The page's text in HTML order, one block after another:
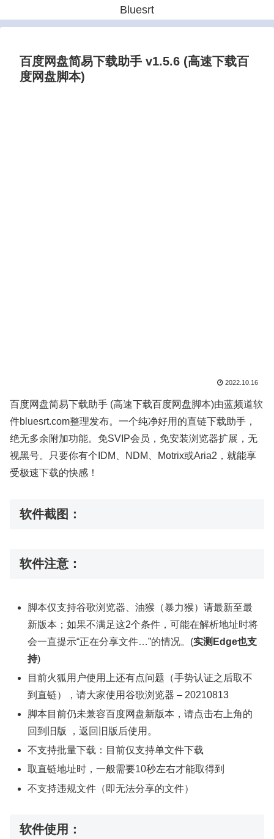
Bluesrt
百度网盘简易下载助手 v1.5.6 (高速下载百
度网盘脚本)
2022.10.16
百度网盘简易下载助手 (高速下载百度网盘脚本)由蓝频道软
件bluesrt.com整理发布。一个纯净好用的直链下载助手，
绝无多余附加功能。免SVIP会员，免安装浏览器扩展，无
视黑号。只要你有个IDM、NDM、Motrix或Aria2，就能享
受极速下载的快感！
软件截图：
软件注意：
脚本仅支持谷歌浏览器、油猴（暴力猴）请最新至最
新版本；如果不满足这2个条件，可能在解析地址时将
会一直提示“正在分享文件…”的情况。(实测Edge也支
持)
目前火狐用户使用上还有点问题（手势认证之后取不
到直链），请大家使用谷歌浏览器 – 20210813
脚本目前仍未兼容百度网盘新版本，请点击右上角的
回到旧版 ，返回旧版后使用。
不支持批量下载：目前仅支持单文件下载
取直链地址时，一般需要10秒左右才能取得到
不支持违规文件（即无法分享的文件）
软件使用：